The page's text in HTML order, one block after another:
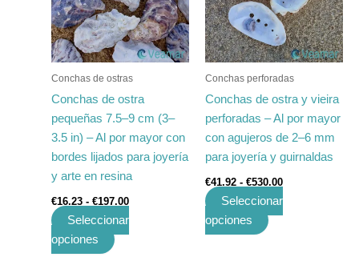
Conchas de ostras
Conchas de ostra
pequeñas 7.5–9 cm (3–
3.5 in) – Al por mayor con
bordes lijados para joyería
y arte en resina
€16.23 - €197.00
€197.00
Seleccionar
opciones
variantes.
Las
opciones
elegir
en
la
página
de
producto
Conchas perforadas
Conchas de ostra y vieira
perforadas – Al por mayor
con agujeros de 2–6 mm
para joyería y guirnaldas
€41.92 - €530.00
€530.00
Seleccionar
opciones
variantes.
Las
opciones
elegir
en
la
página
de
producto